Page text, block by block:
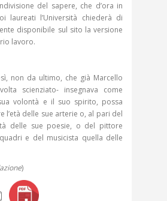
del sapere, che d’ora in
laureati l’Università chiederà di
disponibile sul sito la versione
lavoro.
non da ultimo, che già Marcello
scienziato- insegnava come
volontà e il suo spirito, possa
l’età delle sue arterie o, al pari del
delle sue poesie, o del pittore
e del musicista quella delle
)